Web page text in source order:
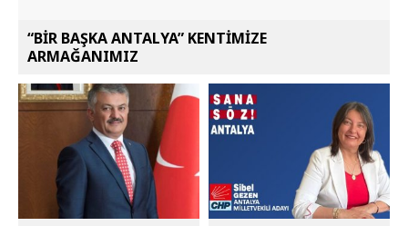
“BİR BAŞKA ANTALYA” KENTİMİZE
ARMAĞANIMIZ